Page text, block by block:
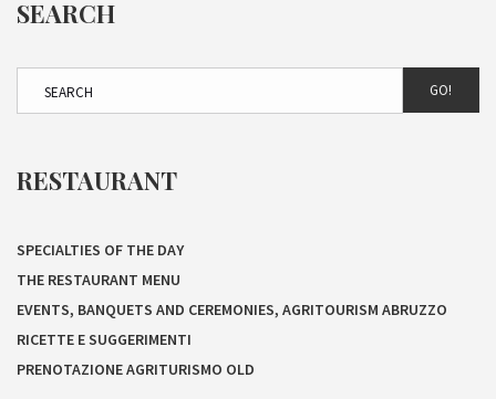
SEARCH
GO!
RESTAURANT
SPECIALTIES OF THE DAY
THE RESTAURANT MENU
EVENTS, BANQUETS AND CEREMONIES, AGRITOURISM ABRUZZO
RICETTE E SUGGERIMENTI
PRENOTAZIONE AGRITURISMO OLD